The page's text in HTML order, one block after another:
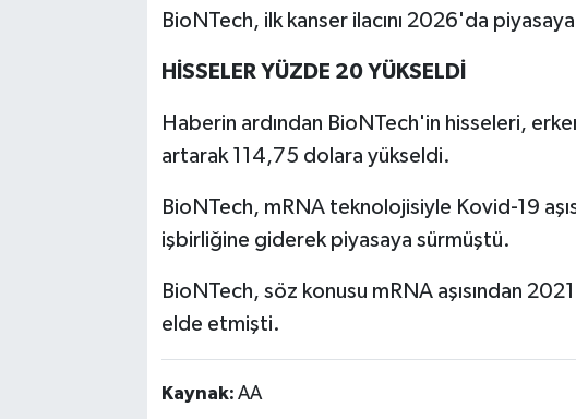
BioNTech, ilk kanser ilacını 2026'da
HİSSELER YÜZDE 20 YÜKSELDİ
Haberin ardından BioNTech'in hisseleri,
artarak 114,75 dolara yükseldi.
BioNTech, mRNA teknolojisiyle Kovid-19
işbirliğine giderek piyasaya sürmüştü.
BioNTech, söz konusu mRNA aşısından
elde etmişti.
Kaynak: AA